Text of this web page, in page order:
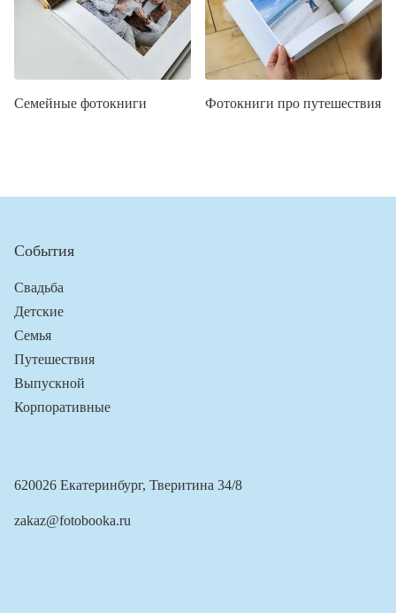
Семейные фотокниги Фотокниги про путешествия
События
Свадьба
Детские
Семья
Путешествия
Выпускной
Корпоративные
620026 Екатеринбург, Тверитина 34/8
zakaz@fotobooka.ru